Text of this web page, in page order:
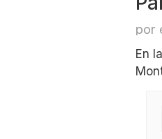
por
En